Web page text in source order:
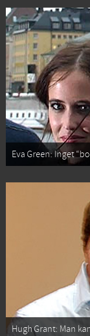
Eva Green: Inget
Hugh Grant: Man